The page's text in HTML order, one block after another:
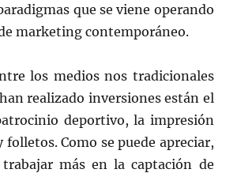
que se viene operando
marketing contemporáneo.
los medios nos tradicionales
realizado inversiones están el
deportivo, la impresión
folletos. Como se puede apreciar,
más en la captación de